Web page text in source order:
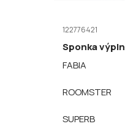
122776421
Sponka
FABIA
ROOMSTER
SUPERB